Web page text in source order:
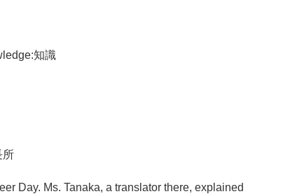
知識
Day. Ms. Tanaka, a translator there, explained